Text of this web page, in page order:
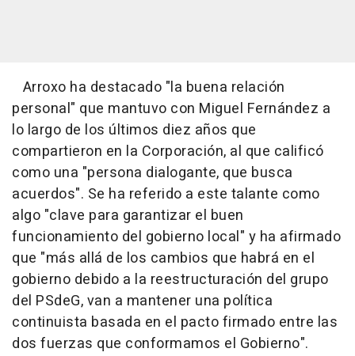
Arroxo ha destacado "la buena relación
personal" que mantuvo con Miguel Fernández a
lo largo de los últimos diez años que
compartieron en la Corporación, al que calificó
como una "persona dialogante, que busca
acuerdos". Se ha referido a este talante como
algo "clave para garantizar el buen
funcionamiento del gobierno local" y ha afirmado
que "más allá de los cambios que habrá en el
gobierno debido a la reestructuración del grupo
del PSdeG, van a mantener una política
continuista basada en el pacto firmado entre las
dos fuerzas que conformamos el Gobierno".